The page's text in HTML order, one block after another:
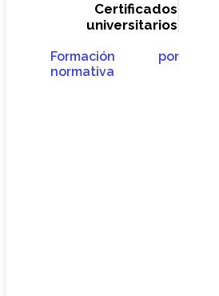
Certificados
universitarios
Formación por
normativa